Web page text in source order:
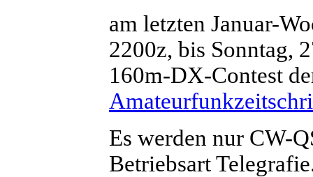
am letzten Januar-
2200z, bis Sonntag,
160m-DX-Contest
Es werden nur CW-
Betriebsart